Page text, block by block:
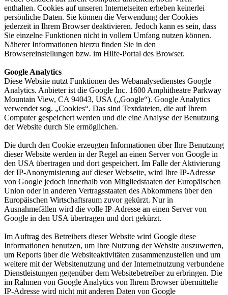
enthalten. Cookies auf unseren Internetseiten erheben keinerlei
persönliche Daten. Sie können die Verwendung der Cookies
jederzeit in Ihrem Browser deaktivieren. Jedoch kann es sein, dass
Sie einzelne Funktionen nicht in vollem Umfang nutzen können.
Näherer Informationen hierzu finden Sie in den
Browsereinstellungen bzw. im Hilfe-Portal des Browser.
Google Analytics
Diese Website nutzt Funktionen des Webanalysedienstes Google
Analytics. Anbieter ist die Google Inc. 1600 Amphitheatre Parkway
Mountain View, CA 94043, USA („Google“). Google Analytics
verwendet sog. „Cookies“. Das sind Textdateien, die auf Ihrem
Computer gespeichert werden und die eine Analyse der Benutzung
der Website durch Sie ermöglichen.
Die durch den Cookie erzeugten Informationen über Ihre Benutzung
dieser Website werden in der Regel an einen Server von Google in
den USA übertragen und dort gespeichert. Im Falle der Aktivierung
der IP-Anonymisierung auf dieser Webseite, wird Ihre IP-Adresse
von Google jedoch innerhalb von Mitgliedstaaten der Europäischen
Union oder in anderen Vertragsstaaten des Abkommens über den
Europäischen Wirtschaftsraum zuvor gekürzt. Nur in
Ausnahmefällen wird die volle IP-Adresse an einen Server von
Google in den USA übertragen und dort gekürzt.
Im Auftrag des Betreibers dieser Website wird Google diese
Informationen benutzen, um Ihre Nutzung der Website auszuwerten,
um Reports über die Websiteaktivitäten zusammenzustellen und um
weitere mit der Websitenutzung und der Internetnutzung verbundene
Dienstleistungen gegenüber dem Websitebetreiber zu erbringen. Die
im Rahmen von Google Analytics von Ihrem Browser übermittelte
IP-Adresse wird nicht mit anderen Daten von Google